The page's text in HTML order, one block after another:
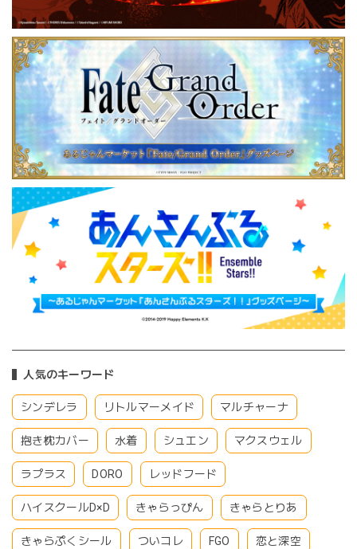
人気のキーワード
シンデレラ リトルマーメイド マルチャーナ
抱き枕カバー 水着 シュエン マクスウェル
ラプラス DORO レッドフード
ハイスクールD×D きゃらっぴん きゃらとりあ
きゃらぷくシール ついコレ FGO 恋と深空